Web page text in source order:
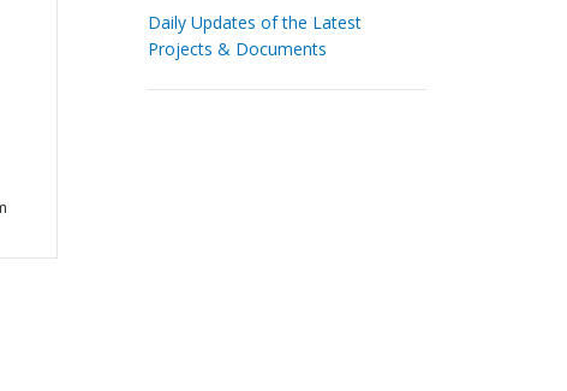
Daily Updates of the Latest
Projects & Documents